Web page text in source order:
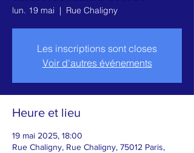
lun. 19 mai
  |
Rue Chaligny
Les inscriptions sont closes
Voir d'autres événements
Heure et lieu
19 mai 2025, 18:00
Rue Chaligny, Rue Chaligny, 75012 Paris,